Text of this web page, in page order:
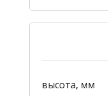
высота, мм